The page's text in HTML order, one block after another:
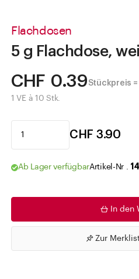
Flachdosen
5 g Flachdose,
CHF 0.39 Stückpreis =
1 VE à 10 Stk.
CHF 3.90
Ab Lager verfügbarArtikel-Nr .
In den
Zur